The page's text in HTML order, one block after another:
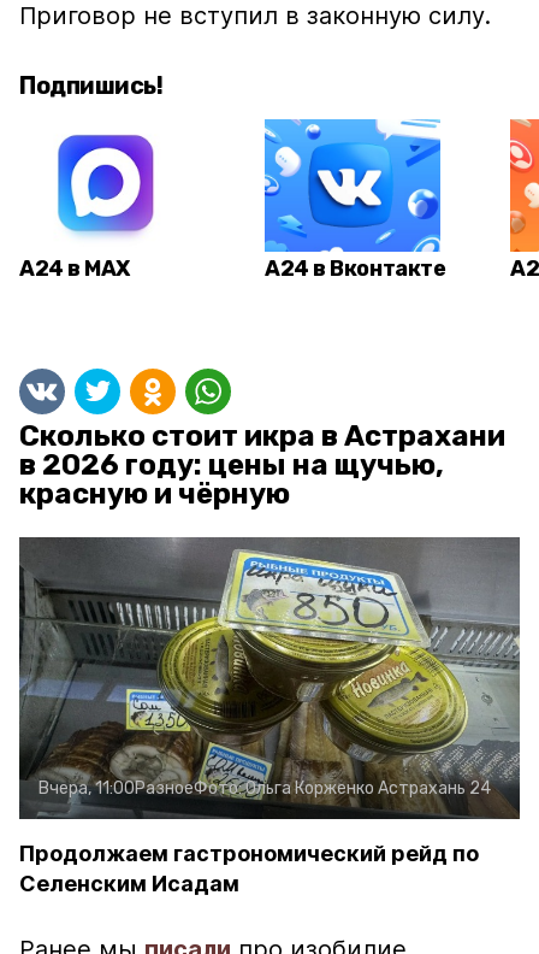
Приговор не вступил в законную силу.
Подпишись!
А24 в MAX А24 в Вконтакте
Сколько стоит икра в Астрахани
в 2026 году: цены на щучью,
красную и чёрную
Вчера, 11:00РазноеФото:Ольга Корженко Астрахань 24
Продолжаем гастрономический рейд по
Селенским Исадам